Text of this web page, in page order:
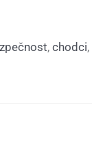
, chodci,